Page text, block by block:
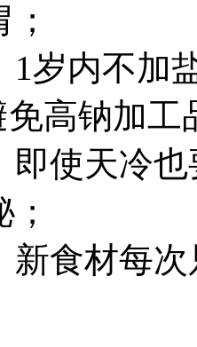
1岁内不加
免高钠加工
即使天冷
新食材每